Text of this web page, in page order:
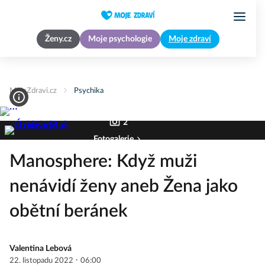
Ženy.cz Moje psychologie Moje zdraví
MojeZdravi.cz Psychika
2
Fotogalerie
Manosphere: Když muži
nenávidí ženy aneb Žena jako
obětní beránek
Valentina Lebová
22. listopadu 2022 · 06:00